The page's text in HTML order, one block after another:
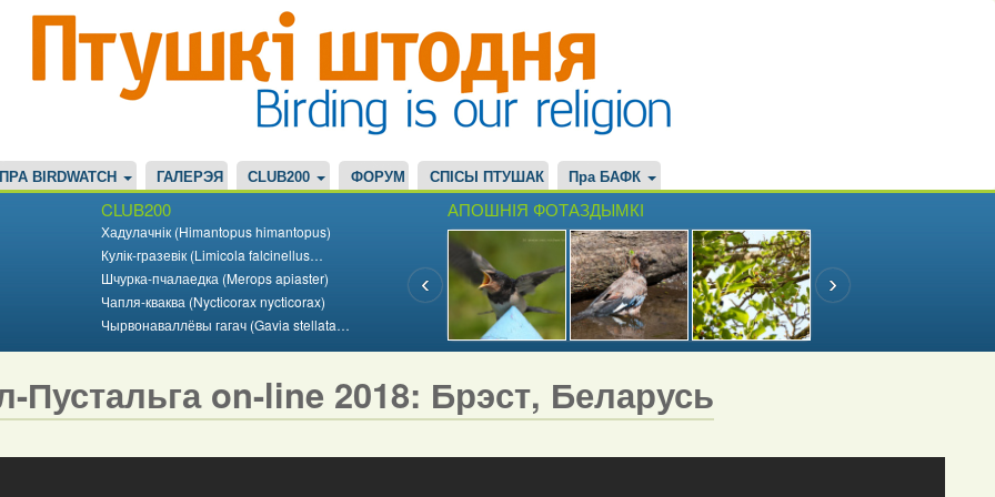
ПРА BIRDWATCH ГАЛЕРЭЯ CLUB200 ФОРУМ СПІСЫ ПТУШАК Пра БАФК
CLUB200
Хадулачнік (Himantopus himantopus)
Кулік-гразевік (Limicola falcinellus…
Шчурка-пчалаедка (Merops apiaster)
Чапля-кваква (Nycticorax nycticorax)
Чырвонаваллёвы гагач (Gavia stellata…
АПОШНІЯ ФОТАЗДЫМКІ
Пустальга on-line 2018: Брэст, Беларусь